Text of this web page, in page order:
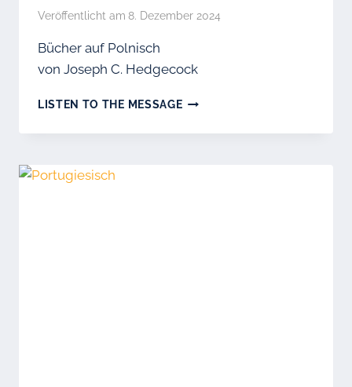
Veröffentlicht am 8. Dezember 2024
Bücher auf Polnisch
von Joseph C. Hedgecock
LISTEN TO THE MESSAGEPOLNISCH